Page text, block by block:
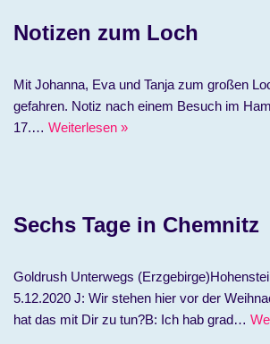
Notizen zum Loch
Mit Johanna, Eva und Tanja zum großen
gefahren. Notiz nach einem Besuch im
17.… Weiterlesen »
Sechs Tage in Chemnitz
Goldrush Unterwegs
5.12.2020 J: Wir stehen hier vor der
hat das mit Dir zu tun?B: Ich hab grad…